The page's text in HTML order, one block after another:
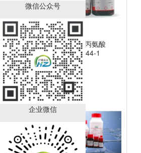
微信公众号
企业微信
Boc-D-4-氯苯丙氨酸
CAS：57292-44-1
（HZ52015591）
￥392.00
已有88人购买